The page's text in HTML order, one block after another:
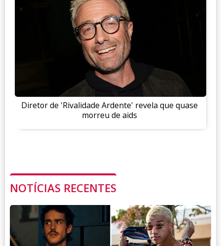
Diretor de 'Rivalidade Ardente' revela que quase
morreu de aids
NOTÍCIAS RECENTES